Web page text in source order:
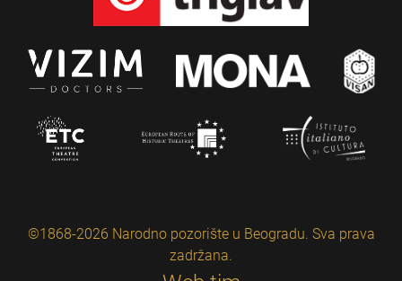
©1868-2026 Narodno pozorište u Beogradu. Sva prava
zadržana.